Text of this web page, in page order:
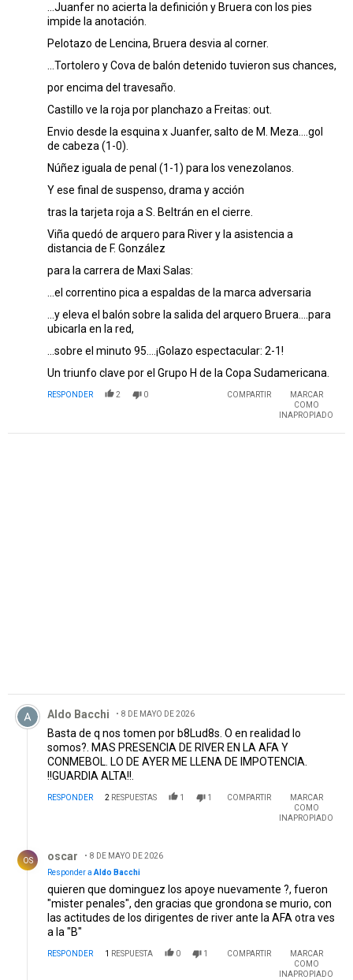
…Juanfer no acierta la definición y Bruera con los pies
impide la anotación.
Pelotazo de Lencina, Bruera desvia al corner.
...Tortolero y Cova de balón detenido tuvieron sus chances,
por encima del travesaño.
Castillo ve la roja por planchazo a Freitas: out.
Envio desde la esquina x Juanfer, salto de M. Meza….gol
de cabeza (1-0).
Núñez iguala de penal (1-1) para los venezolanos.
Y ese final de suspenso, drama y acción
tras la tarjeta roja a S. Beltrán en el cierre.
Viña quedó de arquero para River y la asistencia a
distancia de F. González
para la carrera de Maxi Salas:
...el correntino pica a espaldas de la marca adversaria
...y eleva el balón sobre la salida del arquero Bruera….para
ubicarla en la red,
...sobre el minuto 95….¡Golazo espectacular: 2-1!
Un triunfo clave por el Grupo H de la Copa Sudamericana.
RESPONDER 2 0 COMPARTIR
MARCAR
COMO
INAPROPIADO
Comentario de Aldo Bacchi.
Aldo Bacchi 8 DE MAYO DE 2026
Basta de q nos tomen por b8Lud8s. O en realidad lo
somos?. MAS PRESENCIA DE RIVER EN LA AFA Y
CONMEBOL. LO DE AYER ME LLENA DE IMPOTENCIA.
!!GUARDIA ALTA!!.
RESPONDER 2 RESPUESTAS 1 1 COMPARTIR
MARCAR
COMO
INAPROPIADO
OS oscar
8 DE MAYO DE 2026
Responder a Aldo Bacchi
quieren que dominguez los apoye nuevamente ?, fueron
"mister penales", den gracias que grondona se murio, con
las actitudes de los dirigentes de river ante la AFA otra ves
a la "B"
RESPONDER 1 RESPUESTA 0 1 COMPARTIR
MARCAR
COMO
INAPROPIADO